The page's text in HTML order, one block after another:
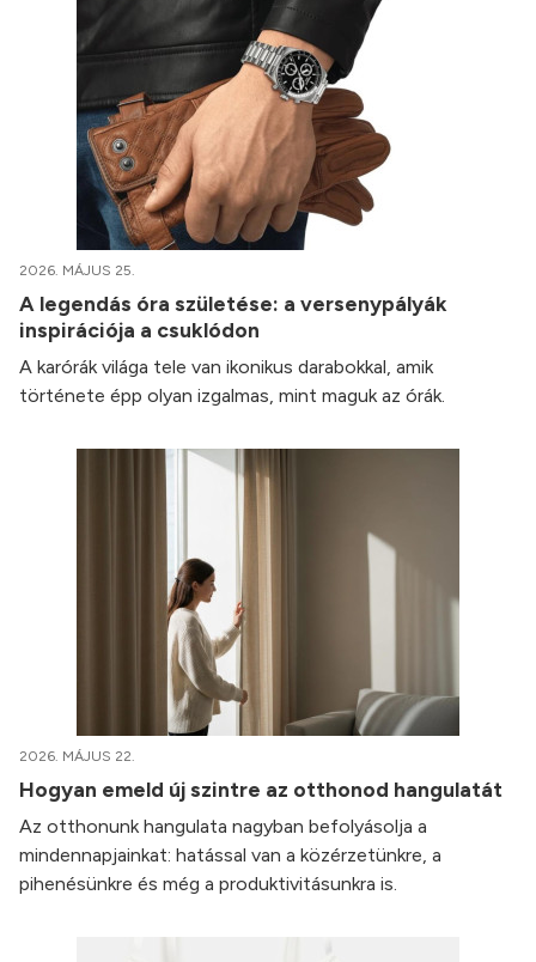
2026. MÁJUS 25.
A legendás óra születése: a versenypályák
inspirációja a csuklódon
A karórák világa tele van ikonikus darabokkal, amik
története épp olyan izgalmas, mint maguk az órák.
2026. MÁJUS 22.
Hogyan emeld új szintre az otthonod hangulatát
Az otthonunk hangulata nagyban befolyásolja a
mindennapjainkat: hatással van a közérzetünkre, a
pihenésünkre és még a produktivitásunkra is.